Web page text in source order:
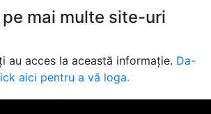
mai multe site-uri
au acces la această informație. Da-
aici pentru a vă loga.